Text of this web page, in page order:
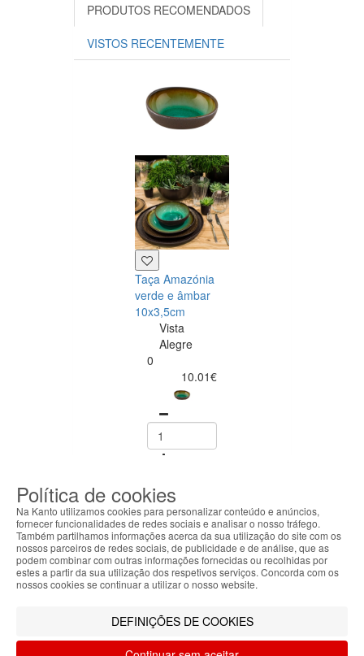
PRODUTOS RECOMENDADOS
VISTOS RECENTEMENTE
Taça Amazónia
verde e âmbar
10x3,5cm
Vista
Alegre
0
10.01€
ABOUT THE COOKIES
Kanto handles information about your visit using
cookies that improve the performance of the
offer advertising tailored to your interests. By
continuing to browse our site, you accept the use of
these cookies. For more information, see our
Política de cookies
Na Kanto utilizamos cookies para personalizar conteúdo e anúncios,
fornecer funcionalidades de redes sociais e analisar o nosso tráfego.
Também partilhamos informações acerca da sua utilização do site com os
nossos parceiros de redes sociais, de publicidade e de análise, que as
podem combinar com outras informações fornecidas ou recolhidas por
estes a partir da sua utilização dos respetivos serviços. Concorda com os
nossos cookies se continuar a utilizar o nosso website.
DEFINIÇÕES DE COOKIES